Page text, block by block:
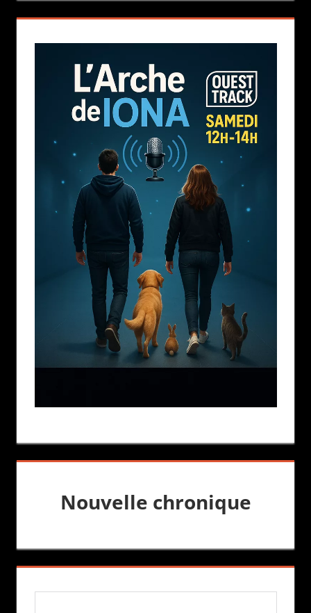
Nouvelle chronique